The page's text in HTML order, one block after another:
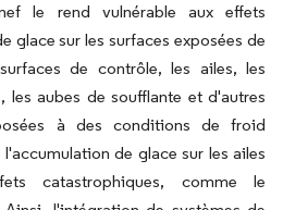
le rend vulnérable aux effets
glace sur les surfaces exposées de
de contrôle, les ailes, les
les aubes de soufflante et d'autres
à des conditions de froid
de glace sur les ailes
catastrophiques, comme le